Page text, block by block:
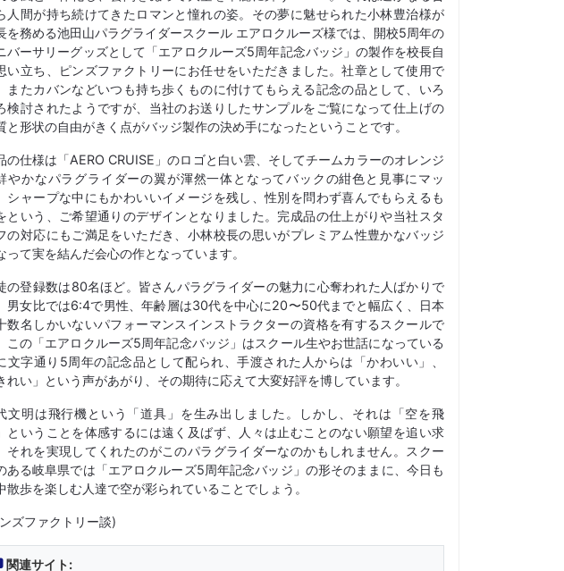
人間が持ち続けてきたロマンと憧れの姿。その夢に魅せられた小林豊治様が
を務める池田山パラグライダースクール エアロクルーズ様では、開校5周年の
バーサリーグッズとして「エアロクルーズ5周年記念バッジ」の製作を校長自
い立ち、ピンズファクトリーにお任せをいただきました。社章として使用で
またカバンなどいつも持ち歩くものに付けてもらえる記念の品として、いろ
検討されたようですが、当社のお送りしたサンプルをご覧になって仕上げの
と形状の自由がきく点がバッジ製作の決め手になったということです。
の仕様は「AERO CRUISE」のロゴと白い雲、そしてチームカラーのオレンジ
やかなパラグライダーの翼が渾然一体となってバックの紺色と見事にマッ
シャープな中にもかわいいイメージを残し、性別を問わず喜んでもらえるも
という、ご希望通りのデザインとなりました。完成品の仕上がりや当社スタ
の対応にもご満足をいただき、小林校長の思いがプレミアム性豊かなバッジ
って実を結んだ会心の作となっています。
の登録数は80名ほど。皆さんパラグライダーの魅力に心奪われた人ばかりで
男女比では6:4で男性、年齢層は30代を中心に20〜50代までと幅広く、日本
数名しかいないパフォーマンスインストラクターの資格を有するスクールで
この「エアロクルーズ5周年記念バッジ」はスクール生やお世話になっている
文字通り5周年の記念品として配られ、手渡された人からは「かわいい」、
れい」という声があがり、その期待に応えて大変好評を博しています。
文明は飛行機という「道具」を生み出しました。しかし、それは「空を飛
ということを体感するには遠く及ばず、人々は止むことのない願望を追い求
それを実現してくれたのがこのパラグライダーなのかもしれません。スクー
ある岐阜県では「エアロクルーズ5周年記念バッジ」の形そのままに、今日も
散歩を楽しむ人達で空が彩られていることでしょう。
ズファクトリー談)
関連サイト: